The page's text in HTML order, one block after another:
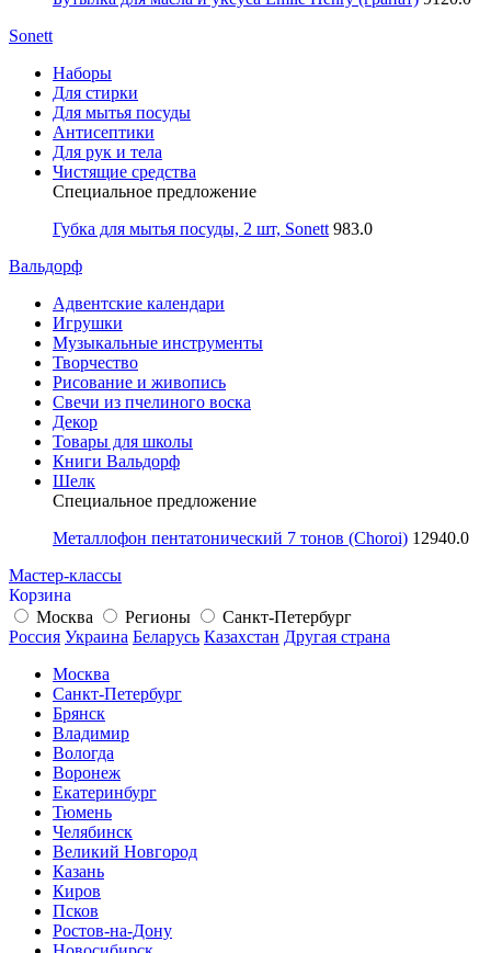
Sonett
Наборы
Для стирки
Для мытья посуды
Антисептики
Для рук и тела
Чистящие средства
Специальное предложение
Губка для мытья посуды, 2 шт, Sonett 983.0
Вальдорф
Адвентские календари
Игрушки
Музыкальные инструменты
Творчество
Рисование и живопись
Свечи из пчелиного воска
Декор
Товары для школы
Книги Вальдорф
Шелк
Специальное предложение
Металлофон пентатонический 7 тонов (Choroi) 12940.0
Мастер-классы
Корзина
Москва
Регионы
Санкт-Петербург
Россия Украина Беларусь Казахстан Другая страна
Москва
Санкт-Петербург
Брянск
Владимир
Вологда
Воронеж
Екатеринбург
Тюмень
Челябинск
Великий Новгород
Казань
Киров
Псков
Ростов-на-Дону